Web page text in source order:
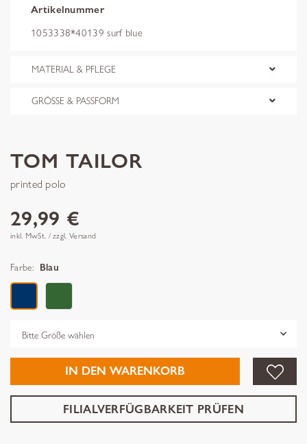
Artikelnummer
1053338*40139 surf blue
MATERIAL & PFLEGE
GRÖSSE & PASSFORM
TOM TAILOR
printed polo
29,99 €
inkl. MwSt. / zzgl. Versand
Farbe: Blau
IN DEN WARENKORB
FILIALVERFÜGBARKEIT PRÜFEN